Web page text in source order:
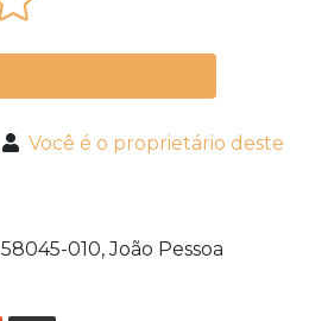
Você é o proprietário deste
58045-010, João Pessoa